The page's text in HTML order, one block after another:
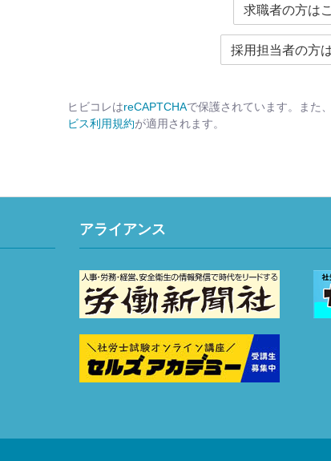
求職者の方は
採用担当者の方
ヒビコレはreCAPTCHAで保護されています。また
ビス利用規約が適用されます。
アライアンス